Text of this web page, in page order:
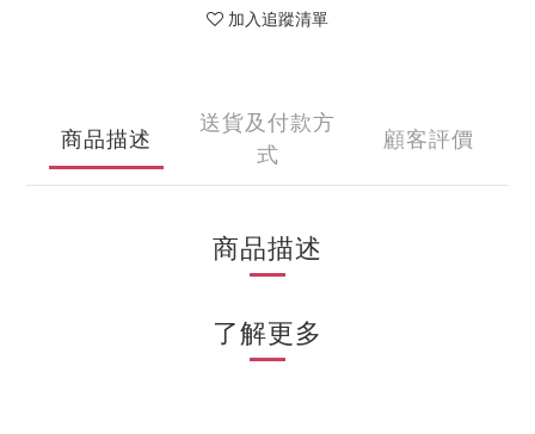
加入追蹤清單
商品描述
送貨及付款方
式
顧客評價
商品描述
了解更多